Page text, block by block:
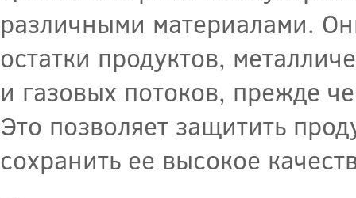
различными материалами.
остатки продуктов,
и газовых потоков, прежде
Это позволяет защитить
сохранить ее высокое